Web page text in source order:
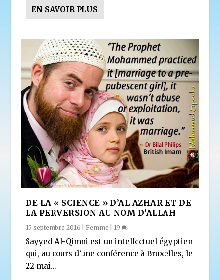
EN SAVOIR PLUS
DE LA « SCIENCE » D’AL AZHAR ET DE
LA PERVERSION AU NOM D’ALLAH
15 septembre 2016 |Femme 19
Sayyed Al-Qimni est un intellectuel égyptien
qui, au cours d’une conférence à Bruxelles, le
22 mai...